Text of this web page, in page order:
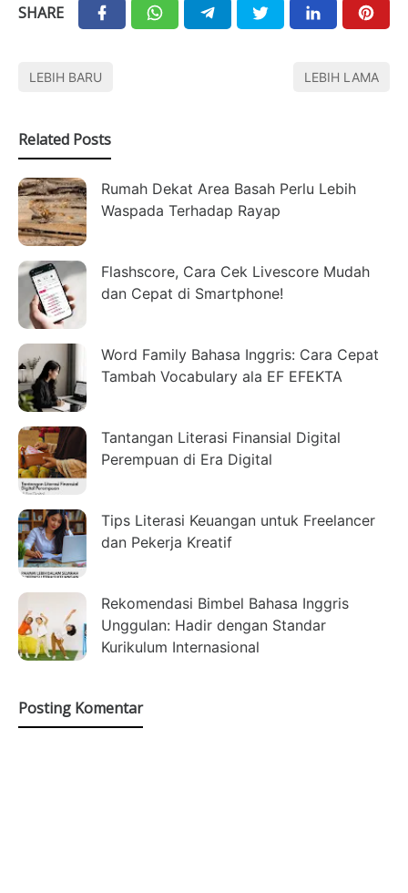
SHARE
LEBIH BARU LEBIH LAMA
Related Posts
Rumah Dekat Area Basah Perlu Lebih
Waspada Terhadap Rayap
Flashscore, Cara Cek Livescore Mudah
dan Cepat di Smartphone!
Word Family Bahasa Inggris: Cara Cepat
Tambah Vocabulary ala EF EFEKTA
Tantangan Literasi Finansial Digital
Perempuan di Era Digital
Tips Literasi Keuangan untuk Freelancer
dan Pekerja Kreatif
Rekomendasi Bimbel Bahasa Inggris
Unggulan: Hadir dengan Standar
Kurikulum Internasional
Posting Komentar